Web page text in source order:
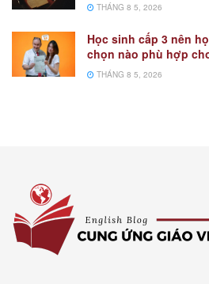
THÁNG 8 5, 2026
Học sinh cấp 3 nên
chọn nào phù hợp
THÁNG 8 5, 2026